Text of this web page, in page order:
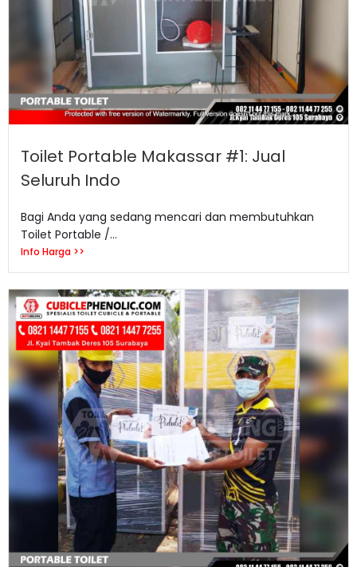
Toilet Portable Makassar #1: Jual
Seluruh Indo
Bagi Anda yang sedang mencari dan membutuhkan
Toilet Portable /...
Info Harga >>